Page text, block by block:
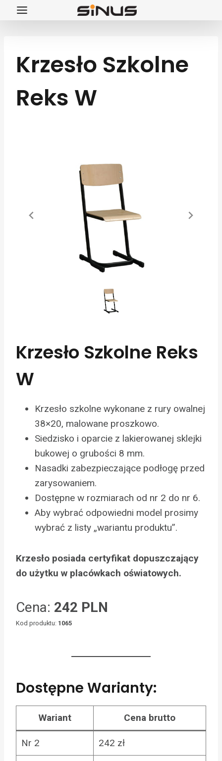
Przejdź
Krzesło Szkolne
Reks W
Krzesło Szkolne Reks
W
Krzesło szkolne wykonane z rury owalnej
38×20, malowane proszkowo.
Siedzisko i oparcie z lakierowanej sklejki
bukowej o grubości 8 mm.
Nasadki zabezpieczające podłogę przed
zarysowaniem.
Dostępne w rozmiarach od nr 2 do nr 6.
Aby wybrać odpowiedni model prosimy
wybrać z listy „wariantu produktu”.
Krzesło posiada certyfikat dopuszczający
do użytku w placówkach oświatowych.
Cena: 242 PLN
Kod produktu: 1065
Dostępne Warianty:
Wariant Cena brutto
Nr 2 242 zł